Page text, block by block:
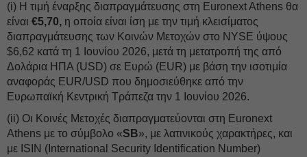
(i) Η τιμή έναρξης διαπραγμάτευσης στη Euronext Athens θα
είναι €5,70, η οποία είναι ίση με την τιμή κλεισίματος
διαπραγμάτευσης των Κοινών Μετοχών στο NYSE ύψους
$6,62 κατά τη 1 Ιουνίου 2026, μετά τη μετατροπή της από
Δολάρια ΗΠΑ (USD) σε Ευρώ (EUR) με βάση την ισοτιμία
αναφοράς EUR/USD που δημοσιεύθηκε από την
Ευρωπαϊκή Κεντρική Τράπεζα την 1 Ιουνίου 2026.
(ii) Οι Κοινές Μετοχές διαπραγματεύονται στη Euronext
Athens με το σύμβολο «SB», με λατινικούς χαρακτήρες, και
με ISIN (International Security Identification Number)